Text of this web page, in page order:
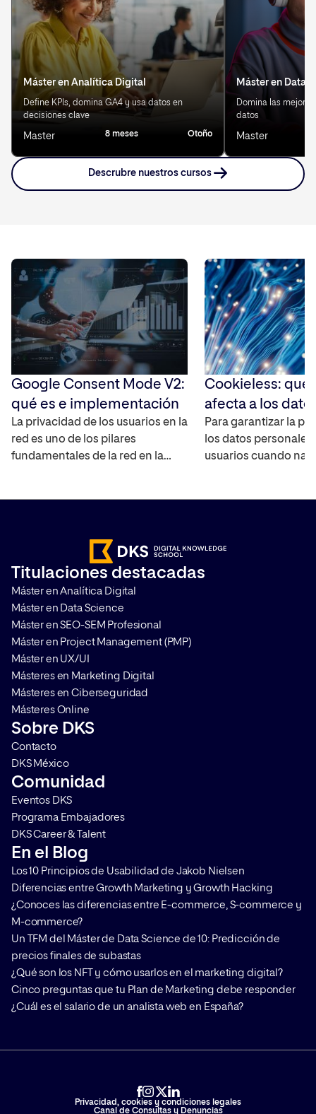
Máster en Analítica Digital
Define KPIs, domina GA4 y usa datos en
decisiones clave
Master 8 meses Otoño
Máster en Data
Domina las
datos
Master
Descrubre nuestros cursos
Google Consent Mode V2:
qué es e implementación
La privacidad de los usuarios en la
red es uno de los pilares
fundamentales de la red en la
sea imprescindible realizar una
correcta gestión del
consentimiento. Te contamos
qué es Google Consent Mode […]
Cookieless: qué
afecta a los
Para garantizar la
los datos personales
usuarios cuando
Titulaciones destacadas
Máster en Analítica Digital
Máster en Data Science
Máster en SEO-SEM Profesional
Máster en Project Management (PMP)
Máster en UX/UI
Másteres en Marketing Digital
Másteres en Ciberseguridad
Másteres Online
Sobre DKS
Contacto
DKS México
Comunidad
Eventos DKS
Programa Embajadores
DKS Career & Talent
En el Blog
Los 10 Principios de Usabilidad de Jakob Nielsen
Diferencias entre Growth Marketing y Growth Hacking
¿Conoces las diferencias entre E-commerce, S-commerce y
M-commerce?
Un TFM del Máster de Data Science de 10: Predicción de
precios finales de subastas
¿Qué son los NFT y cómo usarlos en el marketing digital?
Cinco preguntas que tu Plan de Marketing debe responder
¿Cuál es el salario de un analista web en España?
Privacidad, cookies y condiciones legales
Canal de Consultas y Denuncias